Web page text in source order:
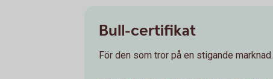
Bull-certifikat
För den som tror på en stigande marknad.